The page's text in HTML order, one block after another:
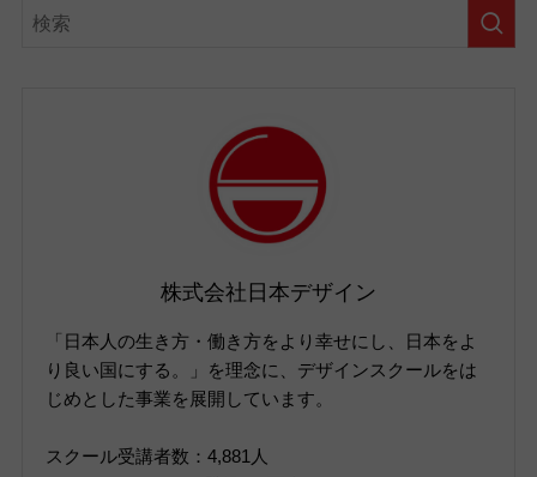
株式会社日本デザイン
「日本人の生き方・働き方をより幸せにし、日本をよ
り良い国にする。」を理念に、デザインスクールをは
じめとした事業を展開しています。
スクール受講者数：4,881人